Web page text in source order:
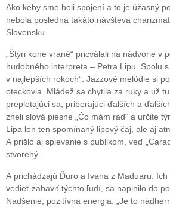
Ako keby sme boli spojení a to je úžasný
nebola posledná takáto návšteva
Slovensku.
„Štyri kone vrané“ pricválali na nádvorie v
hudobného interpreta – Petra Lipu. Spolu
v najlepších rokoch“. Jazzové melódie si
oteckovia. Mládež sa chytila za ruky a už tu
prepletajúci sa, priberajúci ďalších a
zneli slová piesne „Čo mám rád“ a určite
Lipa len ten spomínaný lipový čaj, ale aj
A prišlo aj spievanie s publikom, veď
stvorený.
A prichádzajú Ďuro a Ivana z Maduaru.
vedieť zabaviť týchto ľudí, sa naplnilo do
Nadšenie, pozitívna energia. „Je to